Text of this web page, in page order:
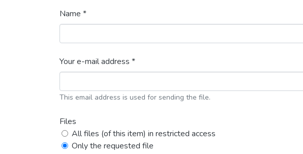
Name *
Your e-mail address *
This email address is used for sending the file.
Files
All files (of this item) in restricted access
Only the requested file